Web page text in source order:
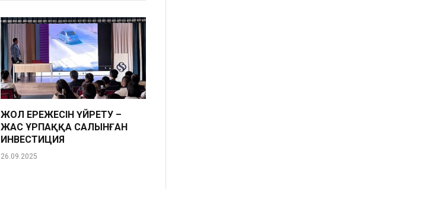
ЖОЛ ЕРЕЖЕСІН ҮЙРЕТУ –
ЖАС ҰРПАҚҚА САЛЫНҒАН
ИНВЕСТИЦИЯ
26.09.2025